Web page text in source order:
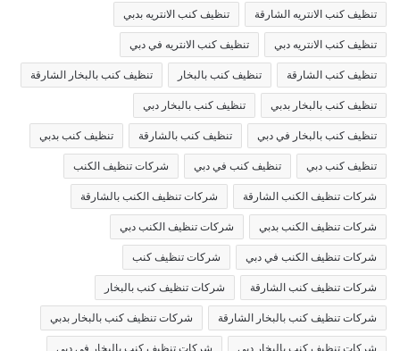
تنظيف كنب الانتريه الشارقة تنظيف كنب الانتريه بدبي
تنظيف كنب الانتريه دبي تنظيف كنب الانتريه في دبي
تنظيف كنب الشارقة تنظيف كنب بالبخار تنظيف كنب بالبخار الشارقة
تنظيف كنب بالبخار بدبي تنظيف كنب بالبخار دبي
تنظيف كنب بالبخار في دبي تنظيف كنب بالشارقة تنظيف كنب بدبي
تنظيف كنب دبي تنظيف كنب في دبي شركات تنظيف الكنب
شركات تنظيف الكنب الشارقة شركات تنظيف الكنب بالشارقة
شركات تنظيف الكنب بدبي شركات تنظيف الكنب دبي
شركات تنظيف الكنب في دبي شركات تنظيف كنب
شركات تنظيف كنب الشارقة شركات تنظيف كنب بالبخار
شركات تنظيف كنب بالبخار الشارقة شركات تنظيف كنب بالبخار بدبي
شركات تنظيف كنب بالبخار دبي شركات تنظيف كنب بالبخار في دبي